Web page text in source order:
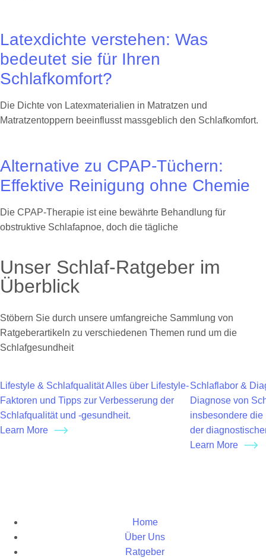
Latexdichte verstehen: Was
bedeutet sie für Ihren
Schlafkomfort?
Die Dichte von Latexmaterialien in Matratzen und
Matratzentoppern beeinflusst massgeblich den Schlafkomfort.
Alternative zu CPAP-Tüchern:
Effektive Reinigung ohne Chemie
Die CPAP-Therapie ist eine bewährte Behandlung für
obstruktive Schlafapnoe, doch die tägliche
Unser Schlaf-Ratgeber im
Überblick
Stöbern Sie durch unsere umfangreiche Sammlung von
Ratgeberartikeln zu verschiedenen Themen rund um die
Schlafgesundheit
Lifestyle & SchlafqualitätAlles über Lifestyle-
Faktoren und Tipps zur Verbesserung der
Schlafqualität und -gesundheit.
Learn More
Schlaflabor &
Diagnose von
insbesondere
der
Learn More
Home
Über Uns
Ratgeber